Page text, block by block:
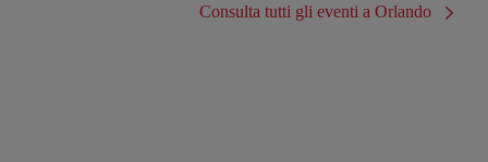
Consulta tutti gli eventi a Orlando